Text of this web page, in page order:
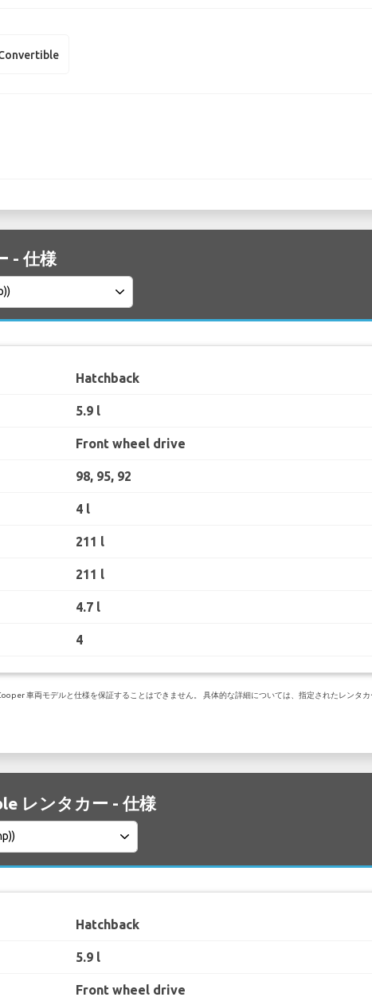
- 仕様
Hatchback
5.9 l
Front wheel drive
98, 95, 92
4 l
211 l
211 l
4.7 l
4
車両モデルと仕様を保証することはできません。 具体的な詳細については、指定されたレンタ
レンタカー - 仕様
Hatchback
5.9 l
Front wheel drive